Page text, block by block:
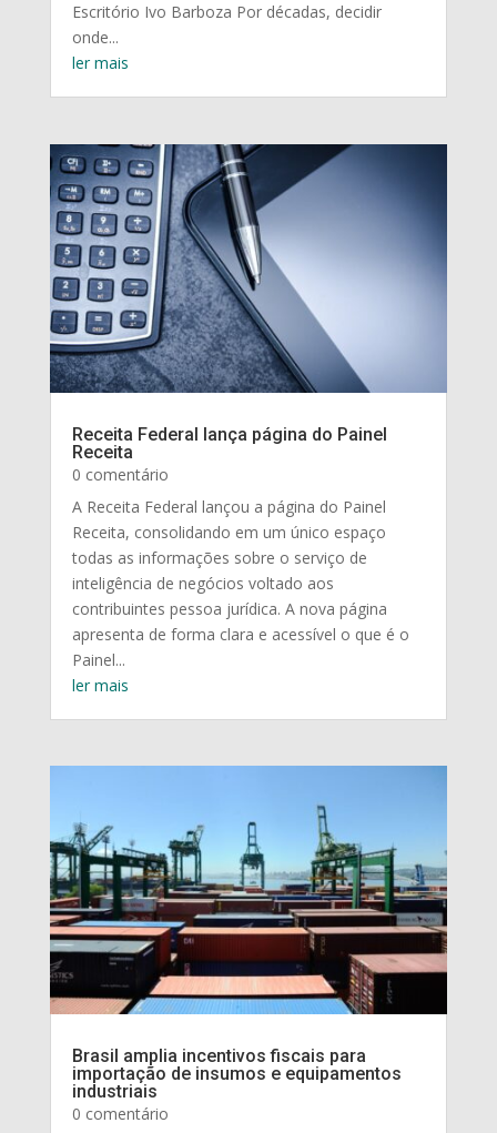
Escritório Ivo Barboza Por décadas, decidir
onde...
ler mais
Receita Federal lança página do Painel
Receita
0 comentário
A Receita Federal lançou a página do Painel
Receita, consolidando em um único espaço
todas as informações sobre o serviço de
inteligência de negócios voltado aos
contribuintes pessoa jurídica. A nova página
apresenta de forma clara e acessível o que é o
Painel...
ler mais
Brasil amplia incentivos fiscais para
importação de insumos e equipamentos
industriais
0 comentário